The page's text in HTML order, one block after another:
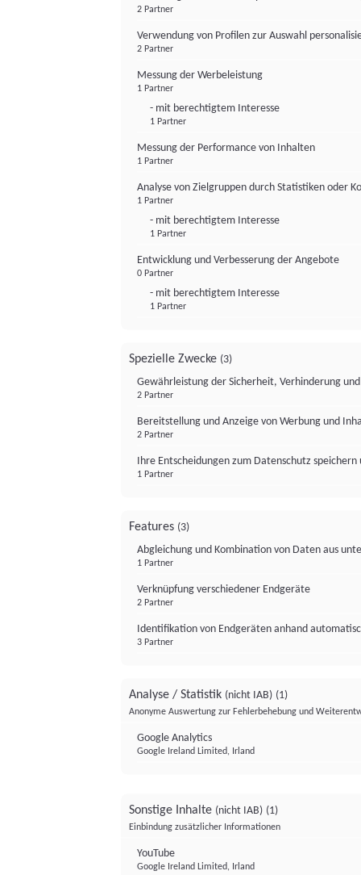
2 Partner
Verwendung von Profilen zur Auswahl
2 Partner
Messung der Werbeleistung
1 Partner
- mit berechtigtem Interesse
1 Partner
Messung der Performance von Inhalten
1 Partner
Analyse von Zielgruppen durch Statistiken oder
1 Partner
- mit berechtigtem Interesse
1 Partner
Entwicklung und Verbesserung der Angebote
0 Partner
- mit berechtigtem Interesse
1 Partner
Spezielle Zwecke (3)
Gewährleistung der Sicherheit, Verhinderung
2 Partner
Bereitstellung und Anzeige von Werbung und
2 Partner
Ihre Entscheidungen zum Datenschutz
1 Partner
Features (3)
Abgleichung und Kombination von Daten aus
1 Partner
Verknüpfung verschiedener Endgeräte
2 Partner
Identifikation von Endgeräten anhand
3 Partner
Analyse / Statistik (nicht IAB) (1)
Anonyme Auswertung zur Fehlerbehebung und
Google Analytics
Google Ireland Limited, Irland
Sonstige Inhalte (nicht IAB) (1)
Einbindung zusätzlicher Informationen
YouTube
Google Ireland Limited, Irland